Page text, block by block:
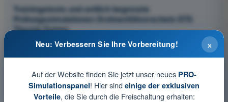
Trainingstests und zeitlich begrenzte
Prüfungssimulationen Drohnenführerschein STS
Theorie-Trainer
Prüfungssimulation Drohnenführerschein STS - Flugleistung
des UAS
Übungsquiz Drohnenführerschein STS - Flugleistung des UAS
PDF-Prüfung Drohnenführerschein STS - Flugleistung des UAS
×
Neu: Verbessern Sie Ihre Vorbereitung!
Auf der Website finden Sie jetzt unser neues PRO-
Simulationspanel! Hier sind einige der exklusiven
Vorteile, die Sie durch die Freischaltung erhalten: